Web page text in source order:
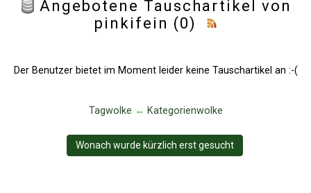
Angebotene Tauschartikel von
pinkifein (0)
Der Benutzer bietet im Moment leider keine Tauschartikel an :-(
Tagwolke ↔ Kategorienwolke
Wonach wurde kürzlich erst gesucht